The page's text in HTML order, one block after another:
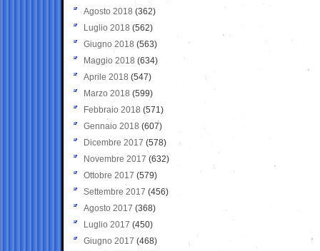
Agosto 2018 (362)
Luglio 2018 (562)
Giugno 2018 (563)
Maggio 2018 (634)
Aprile 2018 (547)
Marzo 2018 (599)
Febbraio 2018 (571)
Gennaio 2018 (607)
Dicembre 2017 (578)
Novembre 2017 (632)
Ottobre 2017 (579)
Settembre 2017 (456)
Agosto 2017 (368)
Luglio 2017 (450)
Giugno 2017 (468)